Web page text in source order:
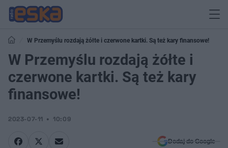
W Przemyślu rozdają żółte i czerwone kartki. Są też kary finansowe!
W Przemyślu rozdają żółte i
czerwone kartki. Są też kary
finansowe!
2023-07-11 10:09
Dodaj do Google